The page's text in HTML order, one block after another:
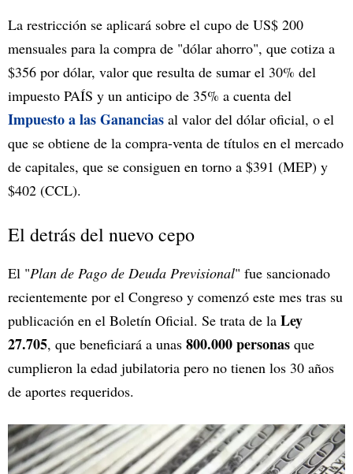
La restricción se aplicará sobre el cupo de US$ 200
mensuales para la compra de "dólar ahorro", que cotiza a
$356 por dólar, valor que resulta de sumar el 30% del
impuesto PAÍS y un anticipo de 35% a cuenta del
Impuesto a las Ganancias al valor del dólar oficial, o el
que se obtiene de la compra-venta de títulos en el mercado
de capitales, que se consiguen en torno a $391 (MEP) y
$402 (CCL).
El detrás del nuevo cepo
El "Plan de Pago de Deuda Previsional" fue sancionado
recientemente por el Congreso y comenzó este mes tras su
publicación en el Boletín Oficial. Se trata de la Ley
27.705, que beneficiará a unas 800.000 personas que
cumplieron la edad jubilatoria pero no tienen los 30 años
de aportes requeridos.